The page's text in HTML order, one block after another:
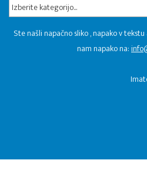
Izberite kategorijo...
Ste našli napačno sliko , napako v
nam napako na: